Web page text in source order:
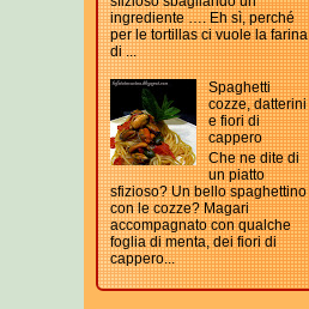
ingrediente …. Eh sì, perché
per le tortillas ci vuole la farina
di ...
Spaghetti
cozze, datterini
e fiori di
cappero
Che ne dite di
un piatto
sfizioso? Un bello spaghettino
con le cozze? Magari
accompagnato con qualche
foglia di menta, dei fiori di
cappero...